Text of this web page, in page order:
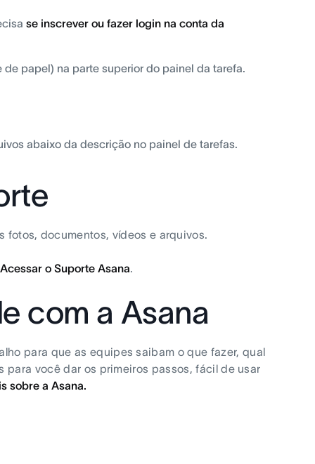
se inscrever ou fazer login na conta da
papel) na parte superior do painel da tarefa.
abaixo da descrição no painel de tarefas.
fotos, documentos, vídeos e arquivos.
Acessar o Suporte Asana.
com a Asana
para que as equipes saibam o que fazer, qual
você dar os primeiros passos, fácil de usar
sobre a Asana.